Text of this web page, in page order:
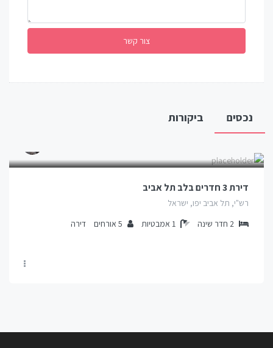
נכסים ביקורות
דירת 3 חדרים בלב תל אביב
רש"י, תל אביב יפו, ישראל
2 חדר שינה 1 אמבטיות 5 אורחים דירה